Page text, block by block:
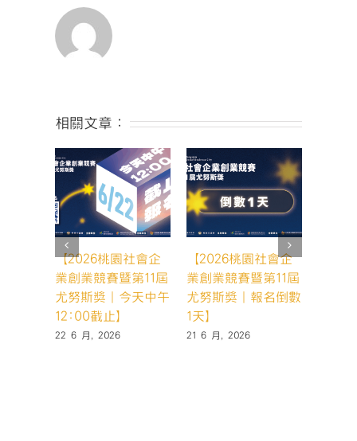
相關文章：
【2026桃園社會企
業創業競賽暨第11屆
尤努斯獎｜今天中午
12:00截止】
22 6 月, 2026
【2026桃園社會企
業創業競賽暨第11屆
尤努斯獎｜報名倒數
1天】
21 6 月, 2026